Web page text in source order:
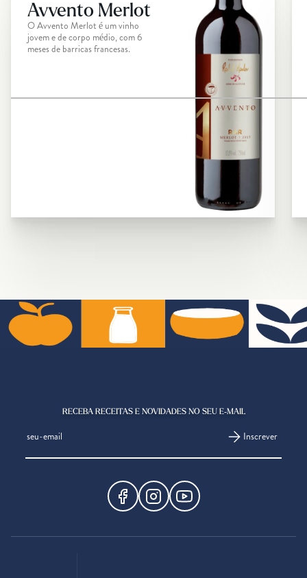
Avvento Merlot
O Avvento Merlot é um vinho
jovem e de corpo médio, com 6
meses de barricas francesas.
RECEBA RECEITAS E NOVIDADES NO SEU E-MAIL
Inscrever